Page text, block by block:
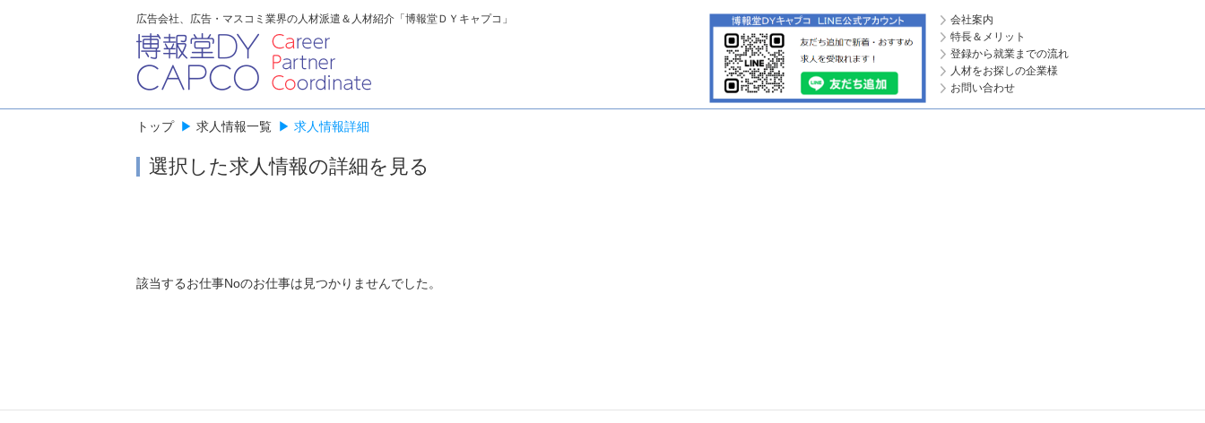
広告会社、広告・マスコミ業界の人材派遣＆人材紹介「博報堂ＤＹキャプコ」
会社案内
特長＆メリット
登録から就業までの流れ
人材をお探しの企業様
お問い合わせ
トップ ▶ 求人情報一覧 ▶ 求人情報詳細
選択した求人情報の詳細を見る
該当するお仕事Noのお仕事は見つかりませんでした。